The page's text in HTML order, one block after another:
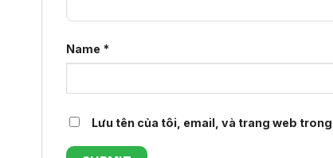
Name *
Lưu tên của tôi, email, và trang web